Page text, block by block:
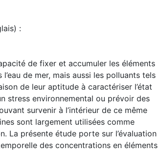
:
de fixer et accumuler les éléments
de mer, mais aussi les polluants tels
de leur aptitude à caractériser l’état
stress environnemental ou prévoir des
survenir à l’intérieur de ce même
sont largement utilisées comme
La présente étude porte sur l’évaluation
des concentrations en éléments